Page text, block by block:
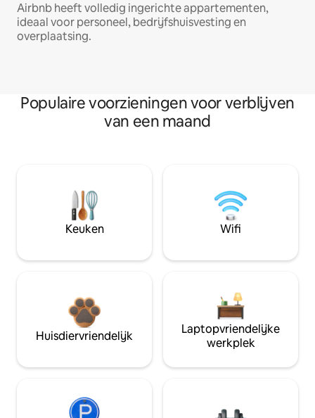
Airbnb heeft volledig ingerichte appartementen,
ideaal voor personeel, bedrijfshuisvesting en
overplaatsing.
Populaire voorzieningen voor verblijven
van een maand
Keuken Wifi
Huisdiervriendelijk
Laptopvriendelijke
werkplek